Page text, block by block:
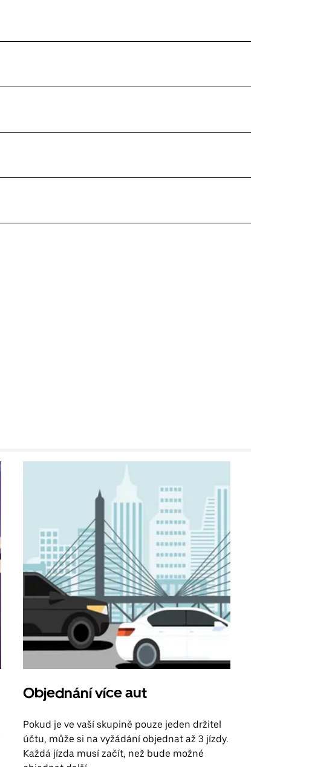
Objednání více aut
Pokud je ve vaší skupině pouze jeden držitel
účtu, může si na vyžádání objednat až 3 jízdy.
Každá jízda musí začít, než bude možné